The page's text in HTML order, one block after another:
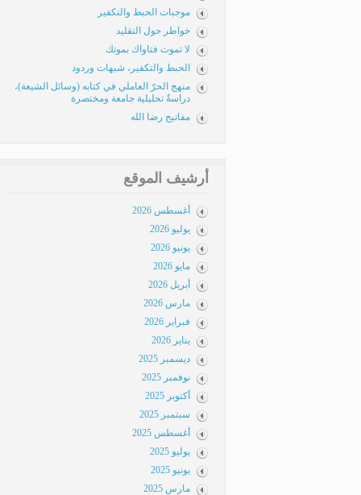
موجبات الحبط والتكفير
خواطر حول التقليد
لا تموت فتاواك بموتك
الحبط والتكفير، شبهات وردود
منهج الحرّ العاملي في كتابه (وسائل الشيعة)،
دراسةٌ تحليلية جامعة ومختصرة
مفاتيح رضا الله
أرشيف الموقع
أغسطس 2026
يوليو 2026
يونيو 2026
مايو 2026
أبريل 2026
مارس 2026
فبراير 2026
يناير 2026
ديسمبر 2025
نوفمبر 2025
أكتوبر 2025
سبتمبر 2025
أغسطس 2025
يوليو 2025
يونيو 2025
مارس 2025